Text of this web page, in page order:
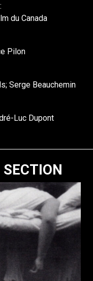
du Canada
Pilon
Serge Beauchemin
Luc Dupont